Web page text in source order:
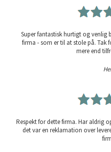
Super fantastisk hurtigt og venlig
firma - som er til at stole på. Tak
mere end
Respekt for dette firma. Har aldrig
det var en reklamation over